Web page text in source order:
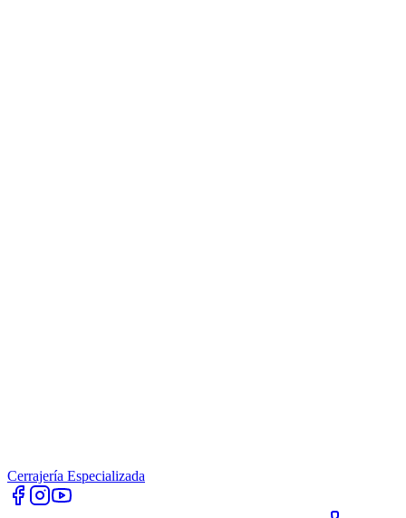
Cerrajería Especializada